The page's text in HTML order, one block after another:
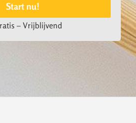
Start nu!
– Vrijblijvend